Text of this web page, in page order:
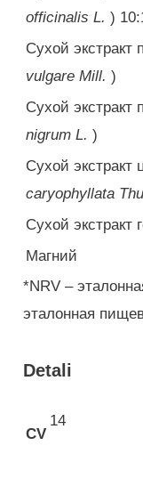
officinalis L. )
Сухой
vulgare Mill. )
Сухой экстракт
nigrum L. )
Сухой экстракт
caryophyllata
Сухой экстракт
Магний
*NRV –
эталонная
Detali
CV
14